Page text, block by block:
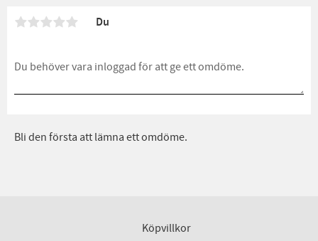
Du
Bli den första att lämna ett omdöme.
Köpvillkor